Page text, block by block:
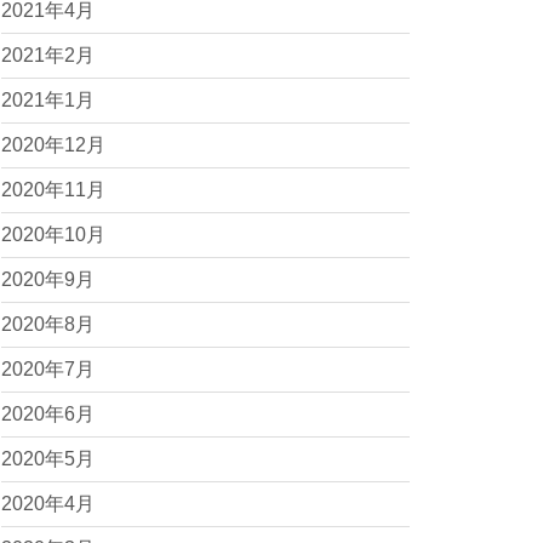
2021年4月
2021年2月
2021年1月
2020年12月
2020年11月
2020年10月
2020年9月
2020年8月
2020年7月
2020年6月
2020年5月
2020年4月